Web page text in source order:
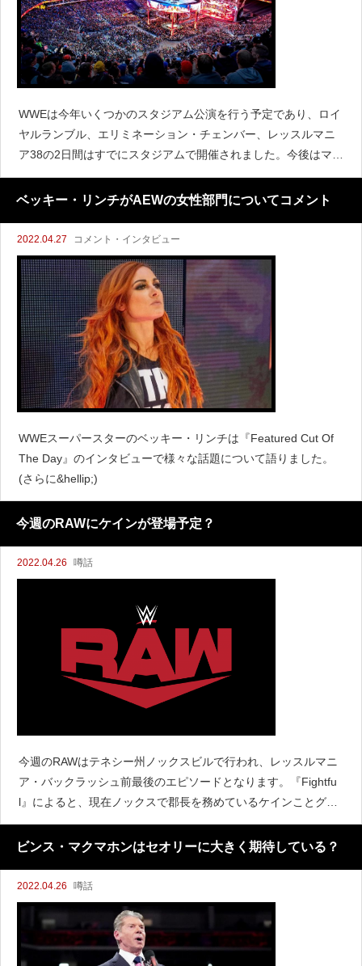
WWEは今年いくつかのスタジアム公演を行う予定であり、ロイ
ヤルランブル、エリミネーション・チェンバー、レッスルマニ
ア38の2日間はすでにスタジアムで開催されました。今後はマネ
ー・イン・ザ・バンク、サマースラム、イギリス、サウジアラ
ビアと4つの公演を予定しています。『Mat Men P
ベッキー・リンチがAEWの女性部門についてコメント
2022.04.27 コメント・インタビュー
WWEスーパースターのベッキー・リンチは『Featured Cut Of
The Day』のインタビューで様々な話題について語りました。
(さらに&hellip;)
今週のRAWにケインが登場予定？
2022.04.26 噂話
今週のRAWはテネシー州ノックスビルで行われ、レッスルマニ
ア・バックラッシュ前最後のエピソードとなります。『Fightfu
l』によると、現在ノックスで郡長を務めているケインことグレ
ン・ジェイコブスが今週のRAWに特別出演する予定だと伝えて
います。計画は常に変更される可能性があるものの
ビンス・マクマホンはセオリーに大きく期待している？
2022.04.26 噂話